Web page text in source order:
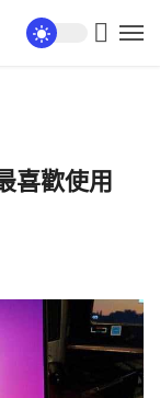
喜歡使用